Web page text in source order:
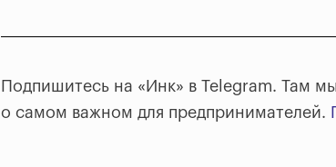
Подпишитесь на «Инк» в Telegram. Там
о самом важном для предпринимателей.